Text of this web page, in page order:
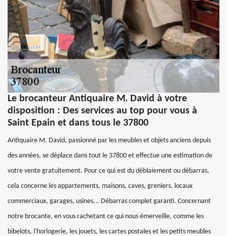
Le brocanteur Antiquaire M. David à votre
disposition : Des services au top pour vous à
Saint Epain et dans tous le 37800
Antiquaire M. David, passionné par les meubles et objets anciens depuis
des années, se déplace dans tout le 37800 et effectue une estimation de
votre vente gratuitement. Pour ce qui est du déblaiement ou débarras,
cela concerne les appartements, maisons, caves, greniers, locaux
commerciaux, garages, usines... Débarras complet garanti. Concernant
notre brocante, en vous rachetant ce qui nous émerveille, comme les
bibelots, l'horlogerie, les jouets, les cartes postales et les petits meubles